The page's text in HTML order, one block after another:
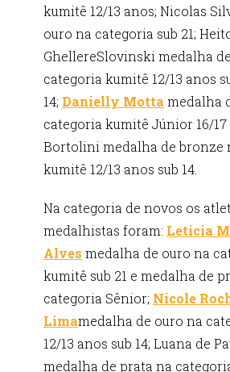
kumitê 12/13 anos; Nicolas
ouro na categoria sub 21;
GhellereSlovinski medalha
categoria kumitê 12/13 anos
14; Danielly Motta medalha
categoria kumitê Júnior 16/17
Bortolini medalha de bronze
kumitê 12/13 anos sub 14.
Na categoria de novos os
medalhistas foram: Letícia
Alves medalha de ouro na
kumitê sub 21 e medalha de
categoria Sênior; Nicole
Limamedalha de ouro na
12/13 anos sub 14; Luana de
medalha de prata na